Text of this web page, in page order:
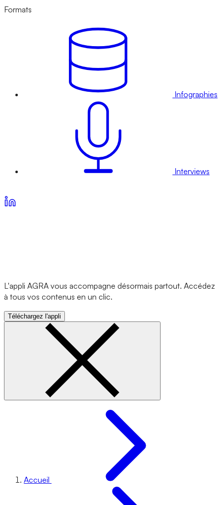
Formats
Infographies
Interviews
L'appli AGRA vous accompagne désormais partout. Accédez
à tous vos contenus en un clic.
Téléchargez l'appli
Accueil